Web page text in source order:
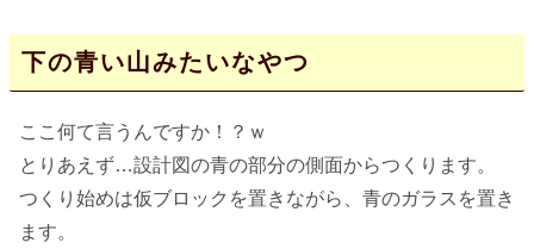
下の青い山みたいなやつ
ここ何て言うんですか！？ｗ
とりあえず…設計図の青の部分の側面からつくります。
つくり始めは仮ブロックを置きながら、青のガラスを置き
ます。